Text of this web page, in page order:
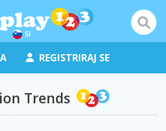
SI
REGISTRIRAJ SE
Trends